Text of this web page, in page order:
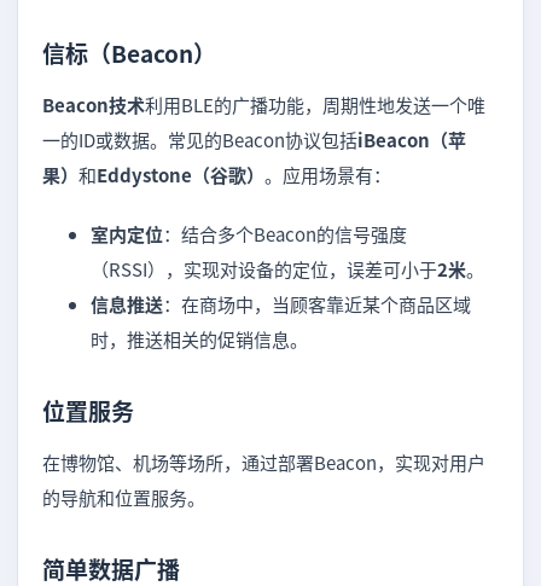
信标（Beacon）
Beacon技术利用BLE的广播功能，周期性地发送一个唯
一的ID或数据。常见的Beacon协议包括iBeacon（苹
果） 和Eddystone（谷歌） 。应用场景有：
室内定位：结合多个Beacon的信号强度
（RSSI），实现对设备的定位，误差可小于2米。
信息推送：在商场中，当顾客靠近某个商品区域
时，推送相关的促销信息。
位置服务
在博物馆、机场等场所，通过部署Beacon，实现对用户
的导航和位置服务。
简单数据广播